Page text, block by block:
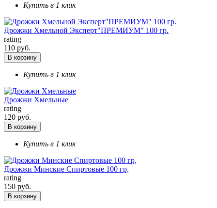
Купить в 1 клик
Дрожжи Хмельной Эксперт"ПРЕМИУМ" 100 гр.
rating
110 руб.
В корзину
Купить в 1 клик
Дрожжи Хмельные
rating
120 руб.
В корзину
Купить в 1 клик
Дрожжи Минские Спиртовые 100 гр,
rating
150 руб.
В корзину